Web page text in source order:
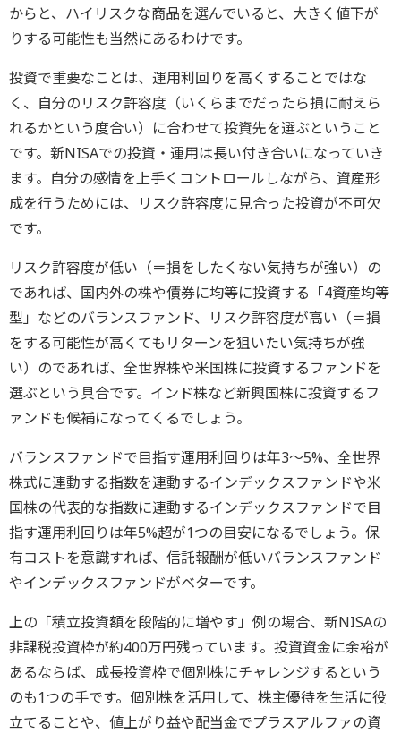
からと、ハイリスクな商品を選んでいると、大きく値下が
りする可能性も当然にあるわけです。
投資で重要なことは、運用利回りを高くすることではな
く、自分のリスク許容度（いくらまでだったら損に耐えら
れるかという度合い）に合わせて投資先を選ぶということ
です。新NISAでの投資・運用は長い付き合いになっていき
ます。自分の感情を上手くコントロールしながら、資産形
成を行うためには、リスク許容度に見合った投資が不可欠
です。
リスク許容度が低い（＝損をしたくない気持ちが強い）の
であれば、国内外の株や債券に均等に投資する「4資産均等
型」などのバランスファンド、リスク許容度が高い（＝損
をする可能性が高くてもリターンを狙いたい気持ちが強
い）のであれば、全世界株や米国株に投資するファンドを
選ぶという具合です。インド株など新興国株に投資するフ
ァンドも候補になってくるでしょう。
バランスファンドで目指す運用利回りは年3～5%、全世界
株式に連動する指数を連動するインデックスファンドや米
国株の代表的な指数に連動するインデックスファンドで目
指す運用利回りは年5%超が1つの目安になるでしょう。保
有コストを意識すれば、信託報酬が低いバランスファンド
やインデックスファンドがベターです。
上の「積立投資額を段階的に増やす」例の場合、新NISAの
非課税投資枠が約400万円残っています。投資資金に余裕が
あるならば、成長投資枠で個別株にチャレンジするという
のも1つの手です。個別株を活用して、株主優待を生活に役
立てることや、値上がり益や配当金でプラスアルファの資